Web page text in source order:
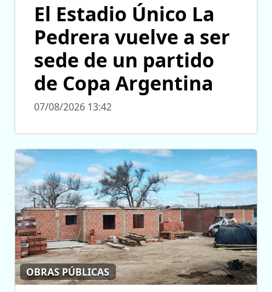
El Estadio Único La
Pedrera vuelve a ser
sede de un partido
de Copa Argentina
07/08/2026 13:42
OBRAS PÚBLICAS